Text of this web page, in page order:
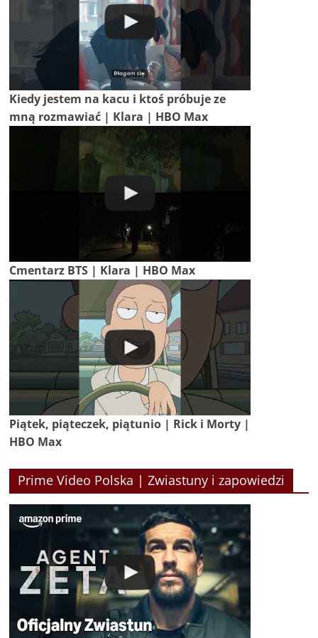
Kiedy jestem na kacu i ktoś próbuje ze
mną rozmawiać | Klara | HBO Max
Cmentarz BTS | Klara | HBO Max
Piątek, piąteczek, piątunio | Rick i Morty |
HBO Max
Prime Video Polska | Zwiastuny i zapowiedzi